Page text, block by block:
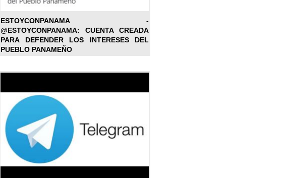
ESTOYCONPANAMA -
@ESTOYCONPANAMA: CUENTA CREADA
PARA DEFENDER LOS INTERESES DEL
PUEBLO PANAMEÑO